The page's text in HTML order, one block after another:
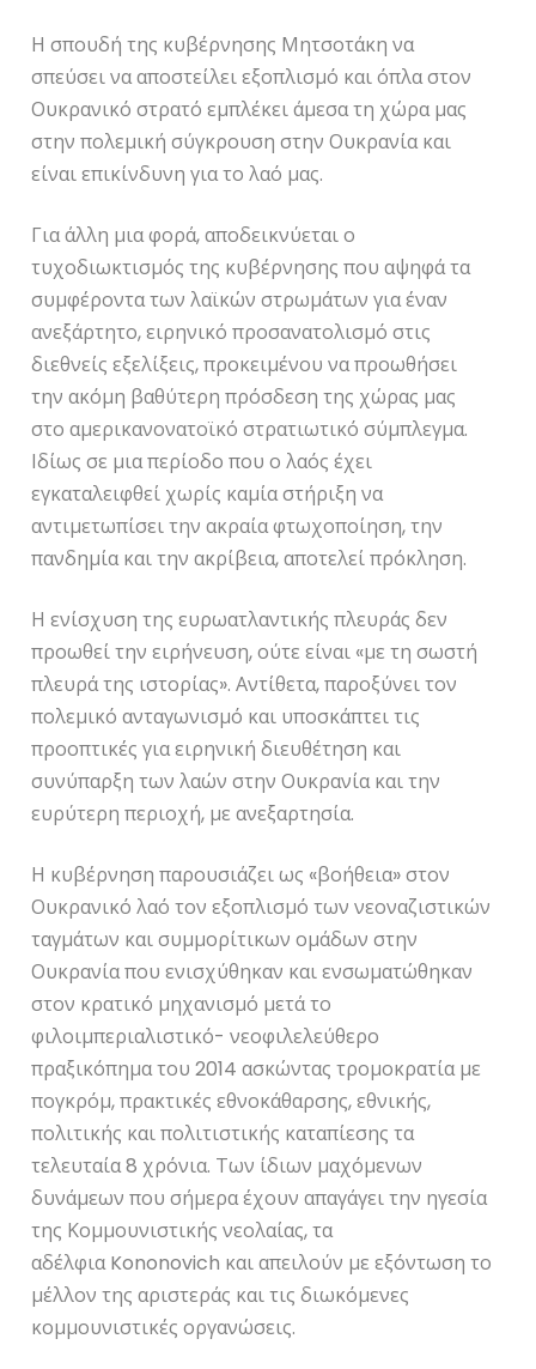
Η σπουδή της κυβέρνησης Μητσοτάκη να
σπεύσει να αποστείλει εξοπλισμό και όπλα στον
Ουκρανικό στρατό εμπλέκει άμεσα τη χώρα μας
στην πολεμική σύγκρουση στην Ουκρανία και
είναι επικίνδυνη για το λαό μας.
Για άλλη μια φορά, αποδεικνύεται ο
τυχοδιωκτισμός της κυβέρνησης που αψηφά τα
συμφέροντα των λαϊκών στρωμάτων για έναν
ανεξάρτητο, ειρηνικό προσανατολισμό στις
διεθνείς εξελίξεις, προκειμένου να προωθήσει
την ακόμη βαθύτερη πρόσδεση της χώρας μας
στο αμερικανονατοϊκό στρατιωτικό σύμπλεγμα.
Ιδίως σε μια περίοδο που ο λαός έχει
εγκαταλειφθεί χωρίς καμία στήριξη να
αντιμετωπίσει την ακραία φτωχοποίηση, την
πανδημία και την ακρίβεια, αποτελεί πρόκληση.
Η ενίσχυση της ευρωατλαντικής πλευράς δεν
προωθεί την ειρήνευση, ούτε είναι «με τη σωστή
πλευρά της ιστορίας». Αντίθετα, παροξύνει τον
πολεμικό ανταγωνισμό και υποσκάπτει τις
προοπτικές για ειρηνική διευθέτηση και
συνύπαρξη των λαών στην Ουκρανία και την
ευρύτερη περιοχή, με ανεξαρτησία.
Η κυβέρνηση παρουσιάζει ως «βοήθεια» στον
Ουκρανικό λαό τον εξοπλισμό των νεοναζιστικών
ταγμάτων και συμμορίτικων ομάδων στην
Ουκρανία που ενισχύθηκαν και ενσωματώθηκαν
στον κρατικό μηχανισμό μετά το
φιλοιμπεριαλιστικό- νεοφιλελεύθερο
πραξικόπημα του 2014 ασκώντας τρομοκρατία με
πογκρόμ, πρακτικές εθνοκάθαρσης, εθνικής,
πολιτικής και πολιτιστικής καταπίεσης τα
τελευταία 8 χρόνια. Των ίδιων μαχόμενων
δυνάμεων που σήμερα έχουν απαγάγει την ηγεσία
της Κομμουνιστικής νεολαίας, τα
αδέλφια Kononovich και απειλούν με εξόντωση το
μέλλον της αριστεράς και τις διωκόμενες
κομμουνιστικές οργανώσεις.